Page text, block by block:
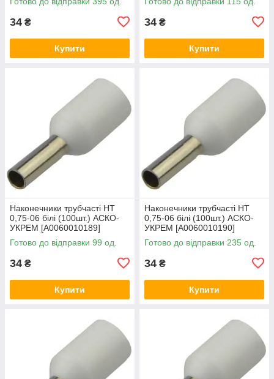
34 ₴
Купити
34 ₴
Купити
Наконечники трубчасті НТ
0,75-06 білі (100шт.) АСКО-
УКРЕМ [A0060010189]
Готово до відправки 99 од.
34 ₴
Купити
Наконечники трубчасті НТ
0,75-06 білі (100шт.) АСКО-
УКРЕМ [A0060010190]
Готово до відправки 235 од.
34 ₴
Купити